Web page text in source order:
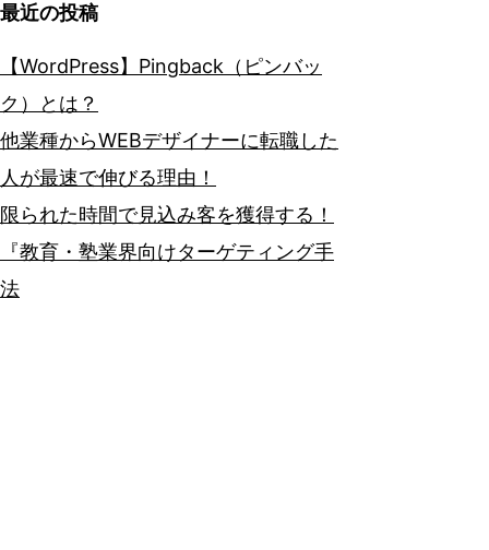
最近の投稿
【WordPress】Pingback（ピンバッ
ク）とは？
他業種からWEBデザイナーに転職した
人が最速で伸びる理由！
限られた時間で見込み客を獲得する！
『教育・塾業界向けターゲティング手
法